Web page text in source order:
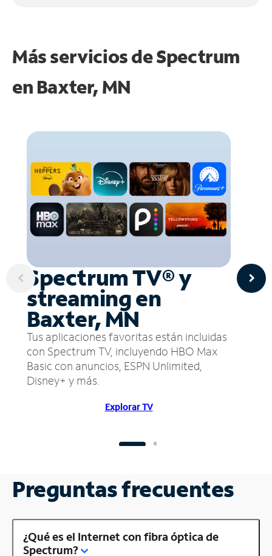
Más servicios de Spectrum
en Baxter, MN
Spectrum TV® y
streaming en
Baxter, MN
Tus aplicaciones favoritas están incluidas
con Spectrum TV, incluyendo HBO Max
Basic con anuncios, ESPN Unlimited,
Disney+ y más.
Explorar TV
Preguntas frecuentes
¿Qué es el Internet con fibra óptica de
Spectrum?